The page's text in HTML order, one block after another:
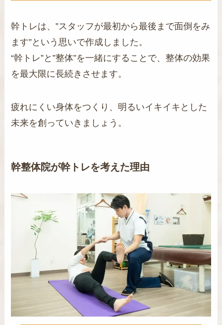
幹トレは、”スタッフが最初から最後まで面倒をみ
ます”という思いで作成しました。
“幹トレ”と”整体”を一緒にすることで、整体の効果
を最大限に長続きさせます。
疲れにくい身体をつくり、明るいイキイキとした
未来を創っていきましょう。
幹整体院が幹トレを考えた理由